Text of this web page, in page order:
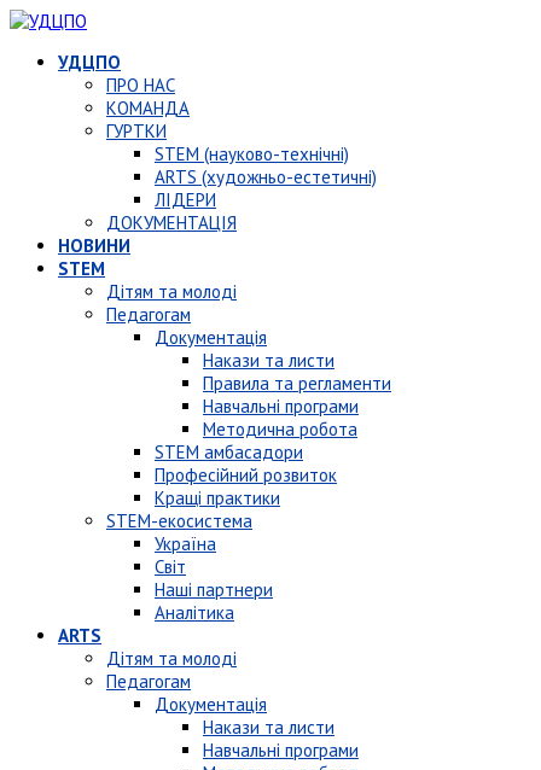
УДЦПО
ПРО НАС
КОМАНДА
ГУРТКИ
STEM (науково-технічні)
ARTS (художньо-естетичні)
ЛІДЕРИ
ДОКУМЕНТАЦІЯ
НОВИНИ
STEM
Дітям та молоді
Педагогам
Документація
Накази та листи
Правила та регламенти
Навчальні програми
Методична робота
STEM амбасадори
Професійний розвиток
Кращі практики
STEM-екосистема
Україна
Світ
Наші партнери
Аналітика
ARTS
Дітям та молоді
Педагогам
Документація
Накази та листи
Навчальні програми